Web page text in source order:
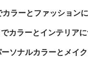
ラーとファッション
カラーとインテリアに
ソナルカラーとメイ